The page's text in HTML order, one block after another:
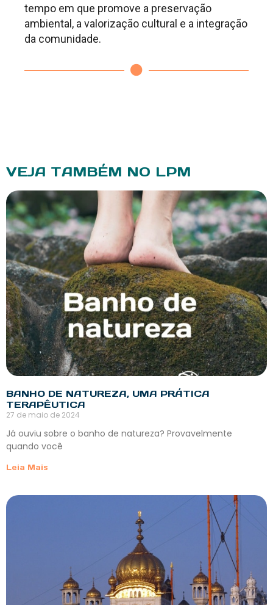
tempo em que promove a preservação
ambiental, a valorização cultural e a integração
da comunidade.
VEJA TAMBÉM NO LPM
BANHO DE NATUREZA, UMA PRÁTICA
TERAPÊUTICA
27 de maio de 2024
Já ouviu sobre o banho de natureza? Provavelmente
quando você
Leia Mais